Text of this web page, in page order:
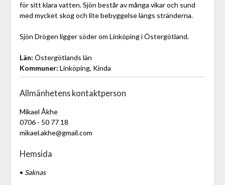
för sitt klara vatten. Sjön består av många vikar och sund
med mycket skog och lite bebyggelse längs stränderna.
Sjön Drögen ligger söder om Linköping i Östergötland.
Län: Östergötlands län
Kommuner: Linköping, Kinda
Allmänhetens kontaktperson
Mikael Åkhe
0706 - 50 77 18
mikael.akhe@gmail.com
Hemsida
• Saknas